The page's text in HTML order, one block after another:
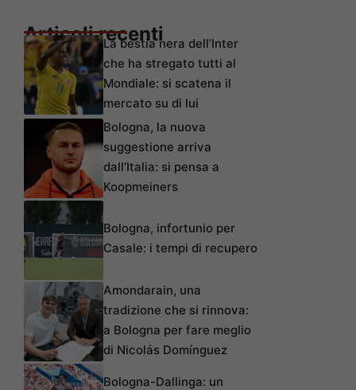
Articoli recentiLa bestia nera dell’Inter
che ha stregato tutti al
Mondiale: si scatena il
mercato su di lui
Bologna, la nuova
suggestione arriva
dall’Italia: si pensa a
Koopmeiners
Bologna, infortunio per
Casale: i tempi di recupero
Amondarain, una
tradizione che si rinnova:
a Bologna per fare meglio
di Nicolás Domínguez
Bologna-Dallinga: un